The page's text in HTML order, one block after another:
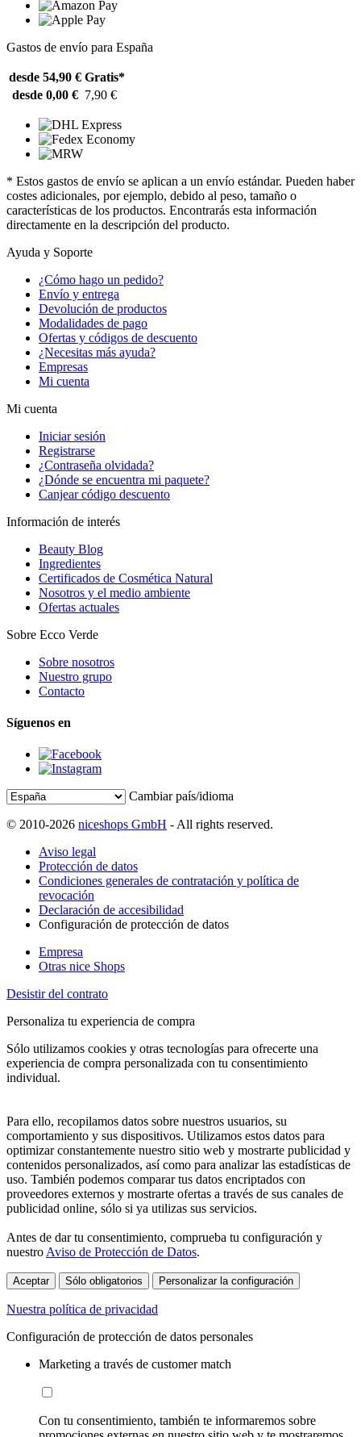
Gastos de envío para España
desde 54,90 € Gratis*
desde 0,00 € 7,90 €
* Estos gastos de envío se aplican a un envío estándar. Pueden haber
costes adicionales, por ejemplo, debido al peso, tamaño o
características de los productos. Encontrarás esta información
directamente en la descripción del producto.
Ayuda y Soporte
¿Cómo hago un pedido?
Envío y entrega
Devolución de productos
Modalidades de pago
Ofertas y códigos de descuento
¿Necesitas más ayuda?
Empresas
Mi cuenta
Mi cuenta
Iniciar sesión
Registrarse
¿Contraseña olvidada?
¿Dónde se encuentra mi paquete?
Canjear código descuento
Información de interés
Beauty Blog
Ingredientes
Certificados de Cosmética Natural
Nosotros y el medio ambiente
Ofertas actuales
Sobre Ecco Verde
Sobre nosotros
Nuestro grupo
Contacto
Síguenos en
Cambiar país/idioma
© 2010-2026 niceshops GmbH - All rights reserved.
Aviso legal
Protección de datos
Condiciones generales de contratación y política de
revocación
Declaración de accesibilidad
Configuración de protección de datos
Empresa
Otras nice Shops
Desistir del contrato
Personaliza tu experiencia de compra
Sólo utilizamos cookies y otras tecnologías para ofrecerte una
experiencia de compra personalizada con tu consentimiento
individual.
Para ello, recopilamos datos sobre nuestros usuarios, su
comportamiento y sus dispositivos. Utilizamos estos datos para
optimizar constantemente nuestro sitio web y mostrarte publicidad y
contenidos personalizados, así como para analizar las estadísticas de
uso. También podemos comparar tus datos encriptados con
proveedores externos y mostrarte ofertas a través de sus canales de
publicidad online, sólo si ya utilizas sus servicios.
Antes de dar tu consentimiento, comprueba tu configuración y
nuestroAviso de Protección de Datos.
Aceptar Sólo obligatorios Personalizar la configuración
Nuestra política de privacidad
Configuración de protección de datos personales
Marketing a través de customer match
Con tu consentimiento, también te informaremos sobre